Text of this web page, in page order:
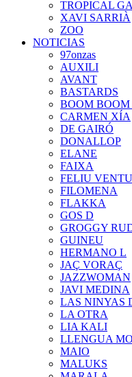
TROPICAL
XAVI SARRIÀ
ZOO
NOTICIAS
97onzas
AUXILI
AVANT
BASTARDS
BOOM
CARMEN XÍA
DE GAIRÓ
DONALLOP
ELANE
FAIXA
FELIU
FILOMENA
FLAKKA
GOS D
GROGGY
GUINEU
HERMANO L
JAÇ VORAÇ
JAZZWOMAN
JAVI MEDINA
LAS NINYAS
LA OTRA
LIA KALI
LLENGUA
MAIO
MALUKS